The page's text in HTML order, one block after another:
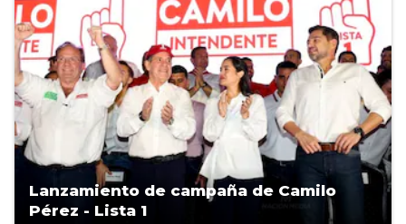
Lanzamiento de campaña de Camilo
Pérez - Lista 1